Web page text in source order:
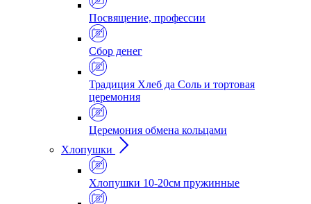
Посвящение, профессии
Сбор денег
Традиция Хлеб да Соль и тортовая
церемония
Церемония обмена кольцами
Хлопушки
Хлопушки 10-20см пружинные